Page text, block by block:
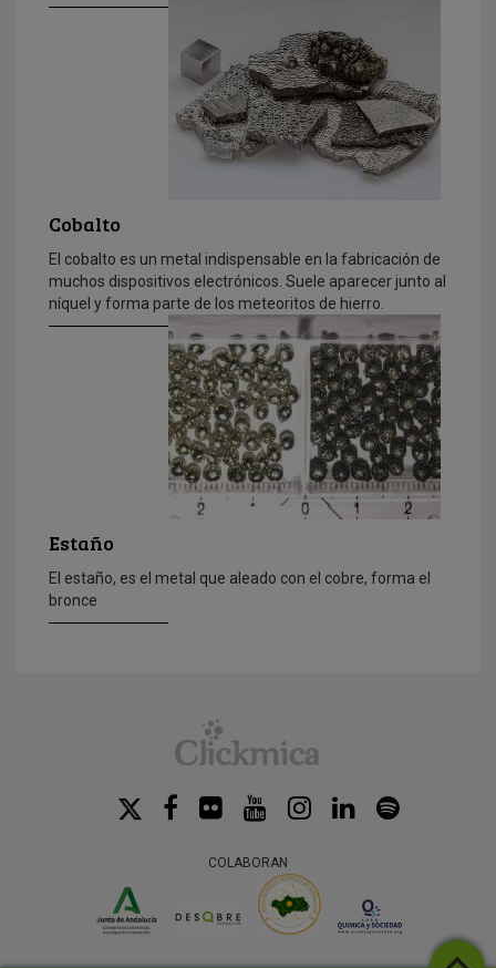
Cobalto
El cobalto es un metal indispensable en la fabricación de
muchos dispositivos electrónicos. Suele aparecer junto al
níquel y forma parte de los meteoritos de hierro.
Estaño
El estaño, es el metal que aleado con el cobre, forma el
bronce
COLABORAN